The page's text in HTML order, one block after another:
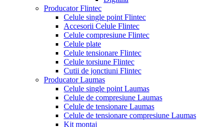
Producator Flintec
Celule single point Flintec
Accesorii Celule Flintec
Celule compresiune Flintec
Celule plate
Celule tensionare Flintec
Celule torsiune Flintec
Cutii de jonctiuni Flintec
Producator Laumas
Celule single point Laumas
Celule de compresiune Laumas
Celule de tensionare Laumas
Celule de tensionare compresiune Laumas
Kit montaj